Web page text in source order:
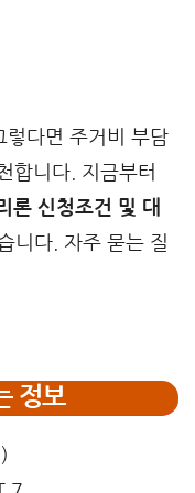
렇다면 주거비 부담
합니다. 지금부터
론 신청조건 및 대
니다. 자주 묻는 질
정보